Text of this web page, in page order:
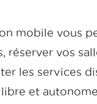
mobile vous
réserver vos
les services
et autonome.